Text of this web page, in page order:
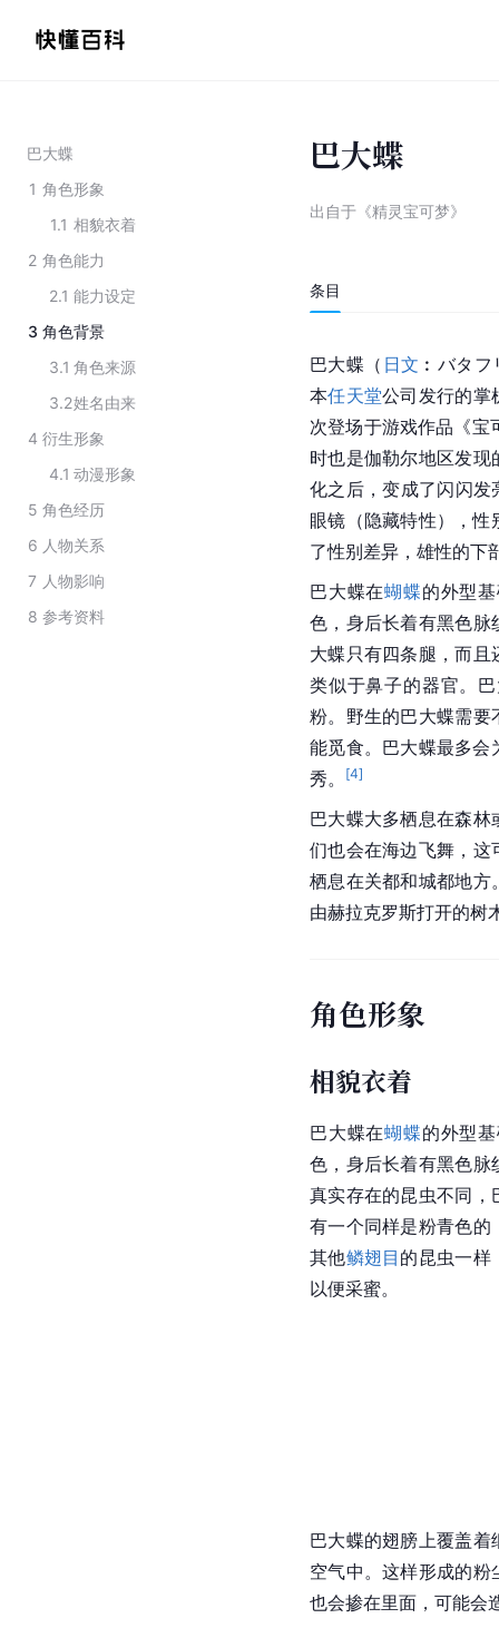
巴大蝶
1 角色形象
1.1 相貌衣着
2 角色能力
2.1 能力设定
3 角色背景
3.1 角色来源
3.2姓名由来
4 衍生形象
4.1 动漫形象
5 角色经历
6 人物关系
7 人物影响
8 参考资料
巴大蝶
出自于《精灵宝可梦》
条目
巴大蝶（ 日文 ︰バタ
本任天堂公司发行的掌
次登场于游戏作品《宝
时也是伽勒尔地区发
化之后，变成了闪闪发
眼镜（隐藏特性），性
了性别差异，雄性的下
巴大蝶在蝴蝶的外型
色，身后长着有黑色脉
大蝶只有四条腿，而
类似于鼻子的器官。
粉。野生的巴大蝶需要
能觅食。巴大蝶最多会
秀。
[4]
巴大蝶大多栖息在森
们也会在海边飞舞，这
栖息在关都和城都地方
由赫拉克罗斯打开的树
角色形象
相貌衣着
巴大蝶在蝴蝶的外型
色，身后长着有黑色脉
真实存在的昆虫不同，
有一个同样是粉青色
其他鳞翅目 的昆虫一样
以便采蜜。
巴大蝶的翅膀上覆盖
空气中。这样形成的
也会掺在里面，可能会